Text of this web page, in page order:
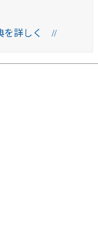
を詳しく //